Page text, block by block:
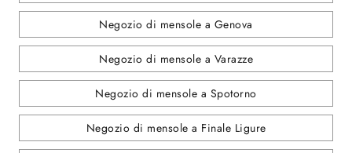
Negozio di mensole a Genova
Negozio di mensole a Varazze
Negozio di mensole a Spotorno
Negozio di mensole a Finale Ligure